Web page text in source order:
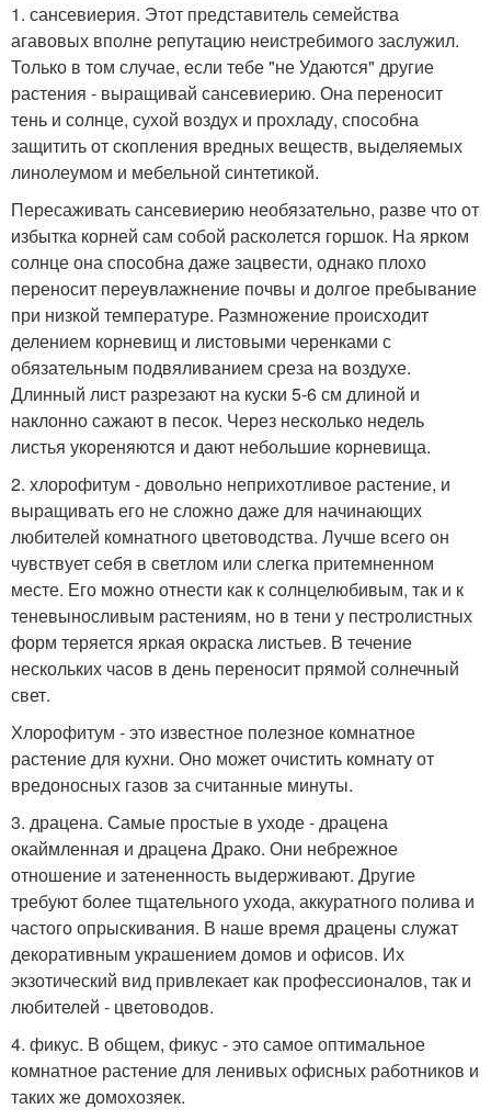
1. сансевиерия. Этот представитель семейства
агавовых вполне репутацию неистребимого заслужил.
Только в том случае, если тебе "не Удаются" другие
растения - выращивай сансевиерию. Она переносит
тень и солнце, сухой воздух и прохладу, способна
защитить от скопления вредных веществ, выделяемых
линолеумом и мебельной синтетикой.
Пересаживать сансевиерию необязательно, разве что от
избытка корней сам собой расколется горшок. На ярком
солнце она способна даже зацвести, однако плохо
переносит переувлажнение почвы и долгое пребывание
при низкой температуре. Размножение происходит
делением корневищ и листовыми черенками с
обязательным подвяливанием среза на воздухе.
Длинный лист разрезают на куски 5-6 см длиной и
наклонно сажают в песок. Через несколько недель
листья укореняются и дают небольшие корневища.
2. хлорофитум - довольно неприхотливое растение, и
выращивать его не сложно даже для начинающих
любителей комнатного цветоводства. Лучше всего он
чувствует себя в светлом или слегка притемненном
месте. Его можно отнести как к солнцелюбивым, так и к
теневыносливым растениям, но в тени у пестролистных
форм теряется яркая окраска листьев. В течение
нескольких часов в день переносит прямой солнечный
свет.
Хлорофитум - это известное полезное комнатное
растение для кухни. Оно может очистить комнату от
вредоносных газов за считанные минуты.
3. драцена. Самые простые в уходе - драцена
окаймленная и драцена Драко. Они небрежное
отношение и затененность выдерживают. Другие
требуют более тщательного ухода, аккуратного полива и
частого опрыскивания. В наше время драцены служат
декоративным украшением домов и офисов. Их
экзотический вид привлекает как профессионалов, так и
любителей - цветоводов.
4. фикус. В общем, фикус - это самое оптимальное
комнатное растение для ленивых офисных работников и
таких же домохозяек.